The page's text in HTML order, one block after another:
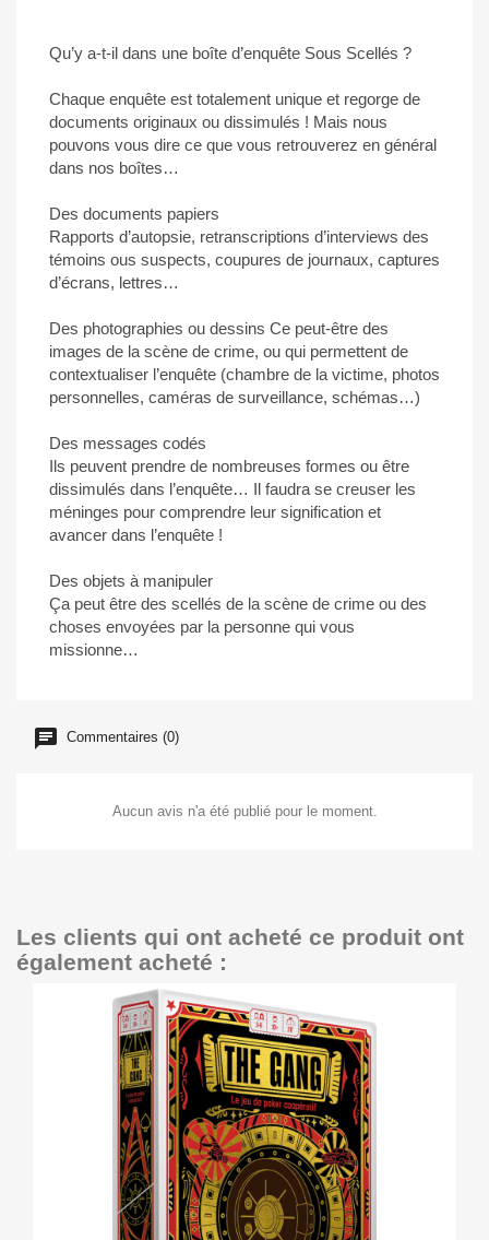
Qu’y a-t-il dans une boîte d’enquête Sous Scellés ?
Chaque enquête est totalement unique et regorge de
documents originaux ou dissimulés ! Mais nous
pouvons vous dire ce que vous retrouverez en général
dans nos boîtes…
Des documents papiers
Rapports d’autopsie, retranscriptions d’interviews des
témoins ous suspects, coupures de journaux, captures
d’écrans, lettres…
Des photographies ou dessins Ce peut-être des
images de la scène de crime, ou qui permettent de
contextualiser l’enquête (chambre de la victime, photos
personnelles, caméras de surveillance, schémas…)
Des messages codés
Ils peuvent prendre de nombreuses formes ou être
dissimulés dans l’enquête… Il faudra se creuser les
méninges pour comprendre leur signification et
avancer dans l’enquête !
Des objets à manipuler
Ça peut être des scellés de la scène de crime ou des
choses envoyées par la personne qui vous
missionne…
Commentaires (0)
Aucun avis n'a été publié pour le moment.
Les clients qui ont acheté ce produit ont
également acheté :